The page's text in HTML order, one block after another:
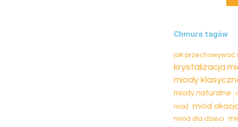
Chmura tagów
jak przechowywać
krystalizacja
miody
miody naturalne
miód miód
miód dla dzieci